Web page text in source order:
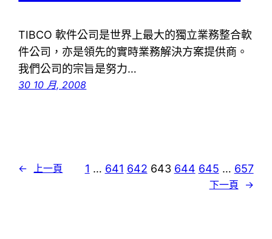
TIBCO 軟件公司是世界上最大的獨立業務整合軟
件公司，亦是領先的實時業務解決方案提供商。
我們公司的宗旨是努力…
30 10 月, 2008
← 上一頁 1 … 641 642 643 644 645 … 657
下一頁 →